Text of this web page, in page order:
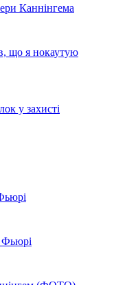
Каннінгема
що я нокаутую
у захисті
Фьюрі